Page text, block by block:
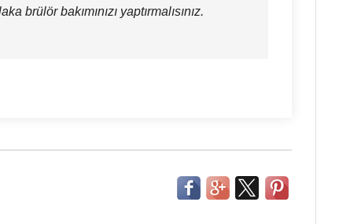
brülör bakımınızı yaptırmalısınız.